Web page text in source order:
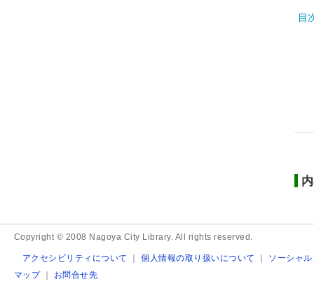
目
Copyright © 2008 Nagoya City Library. All rights reserved.
アクセシビリティについて ｜個人情報の取り扱いについて ｜ ソーシャ
マップ｜ お問合せ先